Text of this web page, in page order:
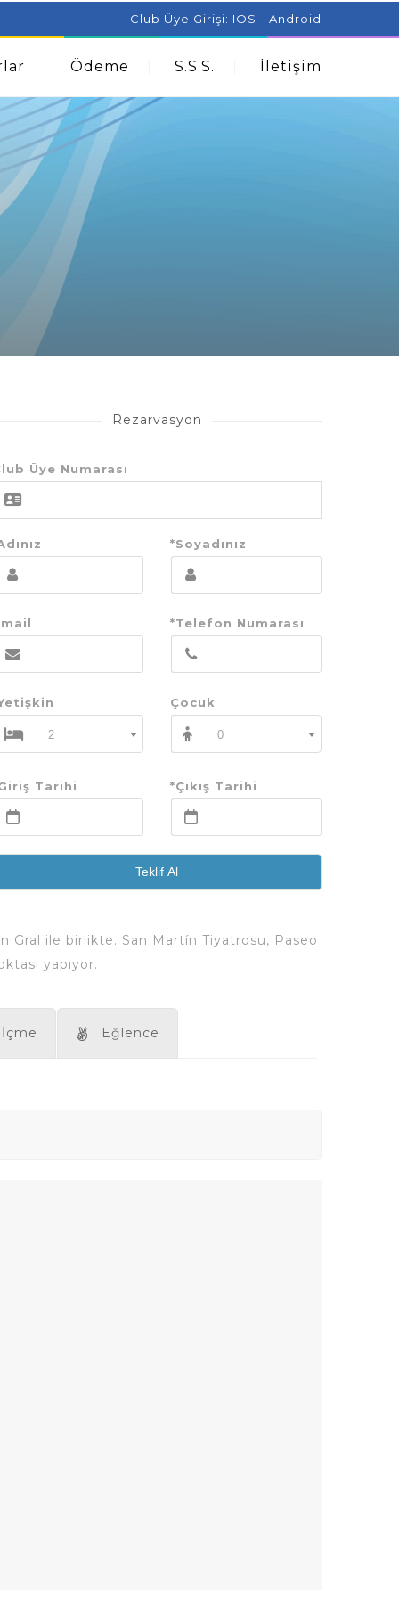
Can Help With Acne Problems Aromatherapy And
Club Üye Girişi: IOS - Android
Ödeme S.S.S. İletişim
Rezarvasyon
Üye Numarası
*Soyadınız
*Telefon Numarası
2
Çocuk
0
Tarihi *Çıkış Tarihi
Teklif Al
Gral ile birlikte. San Martín Tiyatrosu, Paseo
yapıyor.
Eğlence